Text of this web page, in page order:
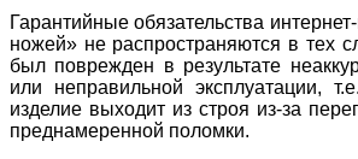
Гарантийные обязательства
ножей» не распространяются в тех
был поврежден в результате
или неправильной эксплуатации,
изделие выходит из строя из-за
преднамеренной поломки.